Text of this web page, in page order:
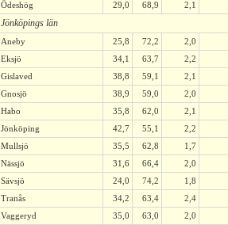
Ödeshög
29,0 68,9 2,1
Jönköpings län
Aneby 25,8 72,2 2,0
Eksjö
34,1 63,7 2,2
Gislaved
38,8 59,1 2,1
Gnosjö
38,9 59,0 2,0
Habo
35,8 62,0 2,1
Jönköping
42,7 55,1 2,2
Mullsjö
35,5 62,8 1,7
Nässjö
31,6 66,4 2,0
Sävsjö
24,0 74,2 1,8
Tranås
34,2 63,4 2,4
Vaggeryd
35,0 63,0 2,0